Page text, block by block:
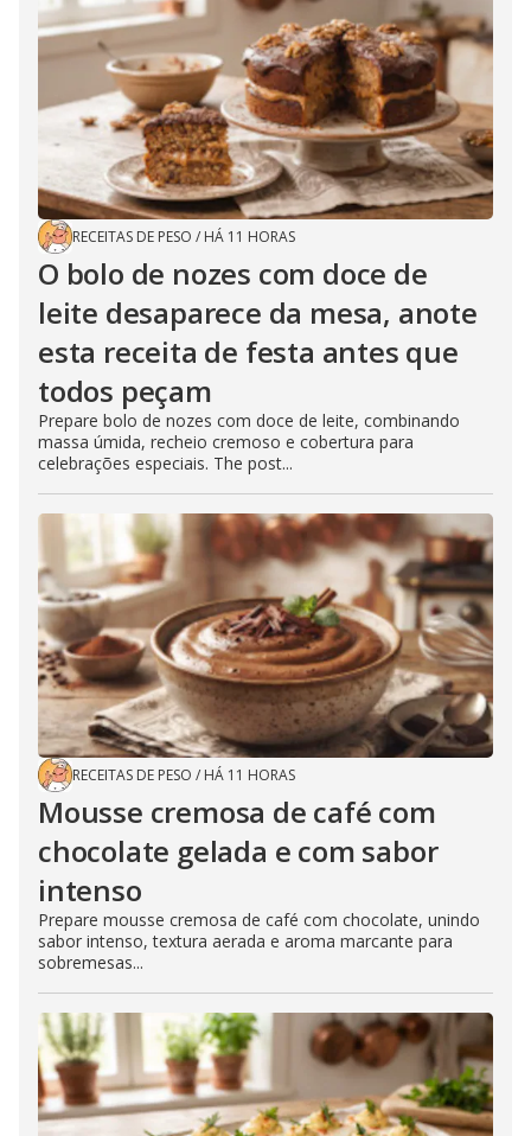
RECEITAS DE PESO / HÁ 11 HORAS
O bolo de nozes com doce de
leite desaparece da mesa, anote
esta receita de festa antes que
todos peçam
Prepare bolo de nozes com doce de leite, combinando
massa úmida, recheio cremoso e cobertura para
celebrações especiais. The post...
RECEITAS DE PESO / HÁ 11 HORAS
Mousse cremosa de café com
chocolate gelada e com sabor
intenso
Prepare mousse cremosa de café com chocolate, unindo
sabor intenso, textura aerada e aroma marcante para
sobremesas...